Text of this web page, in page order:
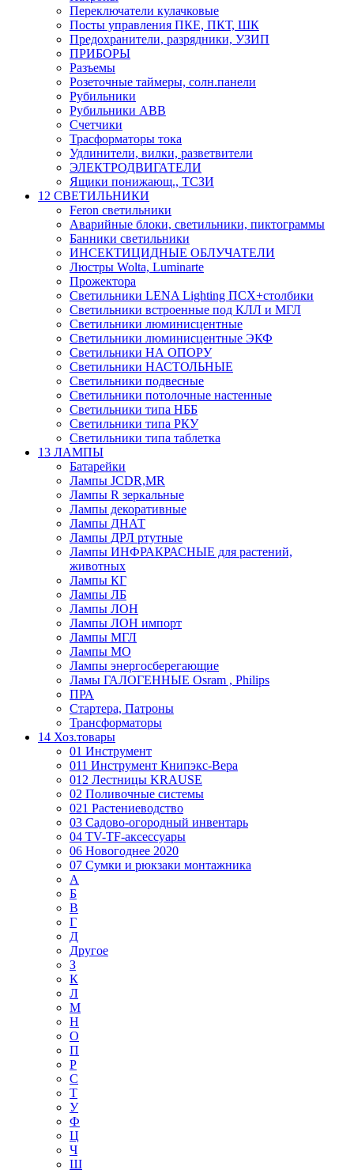
Переключатели кулачковые
Посты управления ПКЕ, ПКТ, ШК
Предохранители, разрядники, УЗИП
ПРИБОРЫ
Разъемы
Розеточные таймеры, солн.панели
Рубильники
Рубильники ABB
Счетчики
Трасформаторы тока
Удлинители, вилки, разветвители
ЭЛЕКТРОДВИГАТЕЛИ
Ящики понижающ., ТСЗИ
12 СВЕТИЛЬНИКИ
Feron светильники
Аварийные блоки, светильники, пиктограммы
Банники светильники
ИНСЕКТИЦИДНЫЕ ОБЛУЧАТЕЛИ
Люстры Wolta, Luminarte
Прожектора
Светильники LENA Lighting ПСХ+столбики
Светильники встроенные под КЛЛ и МГЛ
Светильники люминисцентные
Светильники люминисцентные ЭКФ
Светильники НА ОПОРУ
Светильники НАСТОЛЬНЫЕ
Светильники подвесные
Светильники потолочные настенные
Светильники типа НББ
Светильники типа РКУ
Светильники типа таблетка
13 ЛАМПЫ
Батарейки
Лампы JCDR,MR
Лампы R зеркальные
Лампы декоративные
Лампы ДНАТ
Лампы ДРЛ ртутные
Лампы ИНФРАКРАСНЫЕ для растений,
животных
Лампы КГ
Лампы ЛБ
Лампы ЛОН
Лампы ЛОН импорт
Лампы МГЛ
Лампы МО
Лампы энергосберегающие
Ламы ГАЛОГЕННЫЕ Osram , Philips
ПРА
Стартера, Патроны
Трансформаторы
14 Хоз.товары
01 Инструмент
011 Инструмент Книпэкс-Вера
012 Лестницы KRAUSE
02 Поливочные системы
021 Растениеводство
03 Садово-огородный инвентарь
04 TV-TF-аксессуары
06 Новогоднее 2020
07 Сумки и рюкзаки монтажника
А
Б
В
Г
Д
Другое
З
К
Л
М
Н
О
П
Р
С
Т
У
Ф
Ц
Ч
Ш